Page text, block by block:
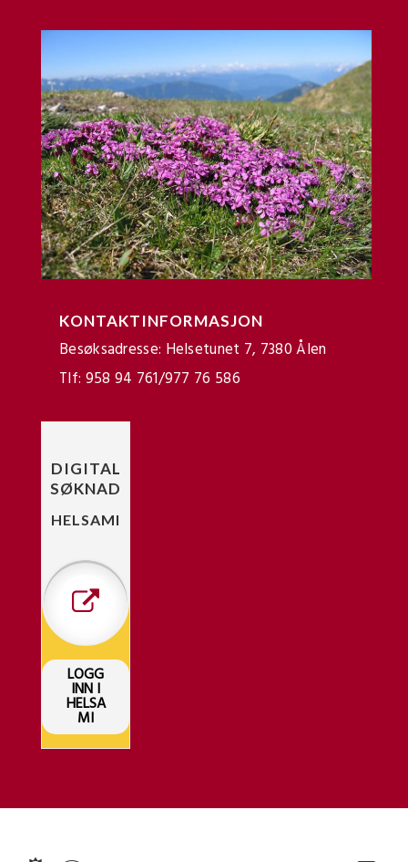
KONTAKTINFORMASJON
Besøksadresse: Helsetunet 7, 7380 Ålen
Tlf: 958 94 761/977 76 586
DIGITAL
SØKNAD
HELSAMI
LOGG
INN I
HELSA
MI